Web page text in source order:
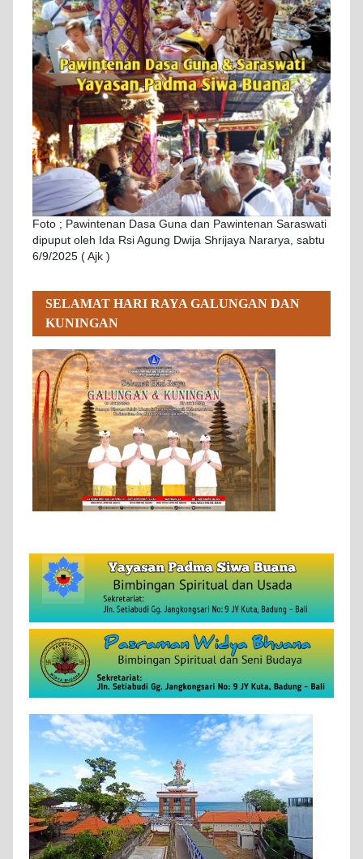
Foto ; Pawintenan Dasa Guna dan Pawintenan Saraswati
dipuput oleh Ida Rsi Agung Dwija Shrijaya Nararya, sabtu
6/9/2025 ( Ajk )
SELAMAT HARI RAYA GALUNGAN DAN
KUNINGAN